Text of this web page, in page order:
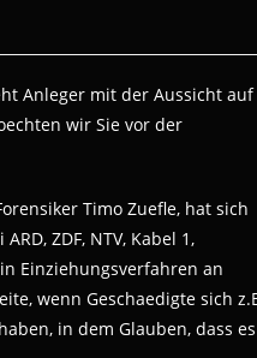
Anleger mit der Aussicht auf
wir Sie vor der
Timo Zuefle, hat sich
ZDF, NTV, Kabel 1,
Einziehungsverfahren an
wenn Geschaedigte sich
in dem Glauben, dass es